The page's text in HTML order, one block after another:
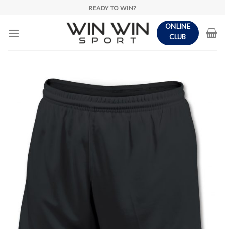
content
READY TO WIN?
ONLINE
CLUB